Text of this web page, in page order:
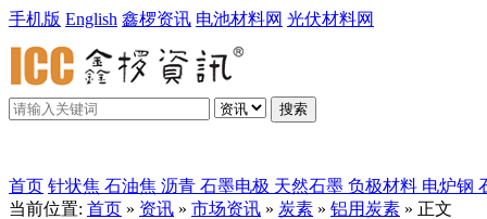
手机版 English 鑫椤资讯 电池材料网 光伏材料网
搜索
首页 针状焦 石油焦 沥青 石墨电极 天然石墨 负极材料 电炉钢
当前位置: 首页 » 资讯 » 市场资讯 » 炭素 » 铝用炭素 » 正文